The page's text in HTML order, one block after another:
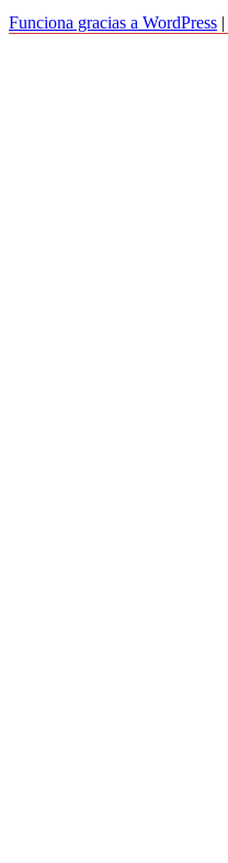
Funciona gracias a WordPress |